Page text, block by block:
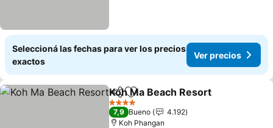
Seleccioná las fechas para ver los precios
exactos
Ver precios
CompartirAñadir a favoritos
Koh Ma Beach Resort
4 Estrellas
7,9 Bueno
4.192
Koh Phangan